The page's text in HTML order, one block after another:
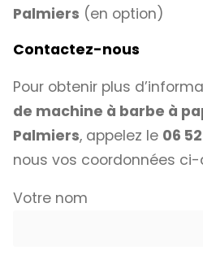
Palmiers (en option)
Contactez-nous
Pour obtenir plus
de machine à barbe à
Palmiers, appelez le 06
nous vos coordonnées ci-
Votre nom